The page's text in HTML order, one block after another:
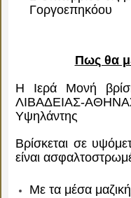
Γοργοεπηκόου
Πως θα
Η Ιερά Μονή
ΛΙΒΑΔΕΙΑΣ-
Υψηλάντης
Βρίσκεται σε
είναι
Με τα μέσα